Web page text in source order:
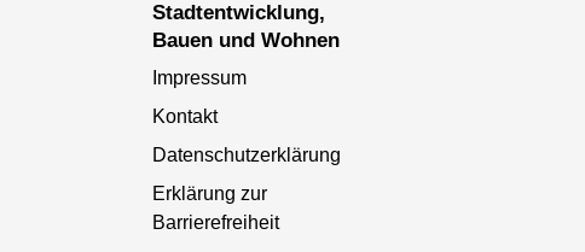
Stadtentwicklung,
Bauen und Wohnen
Impressum
Kontakt
Datenschutzerklärung
Erklärung zur
Barrierefreiheit